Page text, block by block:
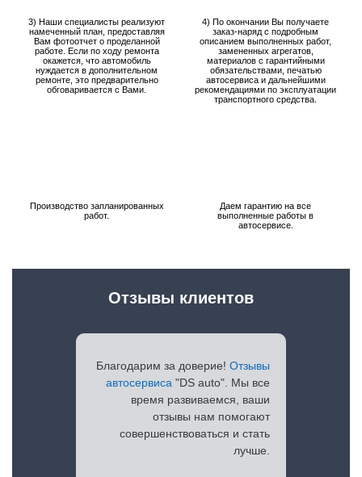
3) Наши специалисты реализуют
намеченный план, предоставляя
Вам фотоотчет о проделанной
работе. Если по ходу ремонта
окажется, что автомобиль
нуждается в дополнительном
ремонте, это предварительно
обговаривается с Вами.
4) По окончании Вы получаете
заказ-наряд с подробным
описанием выполненных работ,
замененных агрегатов,
материалов с гарантийными
обязательствами, печатью
автосервиса и дальнейшими
рекомендациями по эксплуатации
транспортного средства.
Производство запланированных
работ.
Даем гарантию на все
выполненные работы в
автосервисе.
Благодарим за доверие! Отзывы
автосервиса "DS auto". Мы все
время развиваемся, ваши
отзывы нам помогают
совершенствоваться и стать
лучше.
Отзывы клиентов